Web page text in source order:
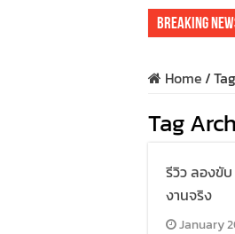
Breaking
Home/
Tag
รีวิว ลองขั
งานจริง
January